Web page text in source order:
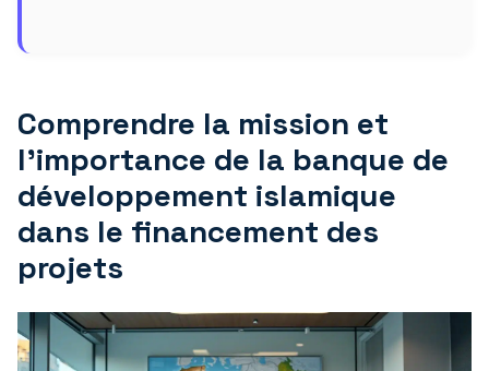
Comprendre la mission et
l’importance de la banque de
développement islamique
dans le financement des
projets